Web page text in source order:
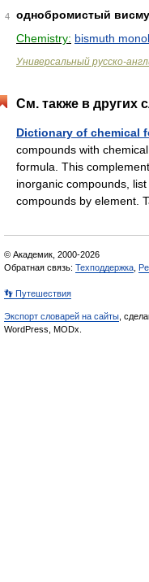
4
однобромистый
Chemistry: bismuth
Универсальный русско-
См. также в других
Dictionary of chemical
compounds with
formula. This
inorganic compounds,
compounds by element.
© Академик, 2000-2026
Обратная связь: Техподдержка
👣 Путешествия
Экспорт словарей на сайты ,
WordPress, MODx.